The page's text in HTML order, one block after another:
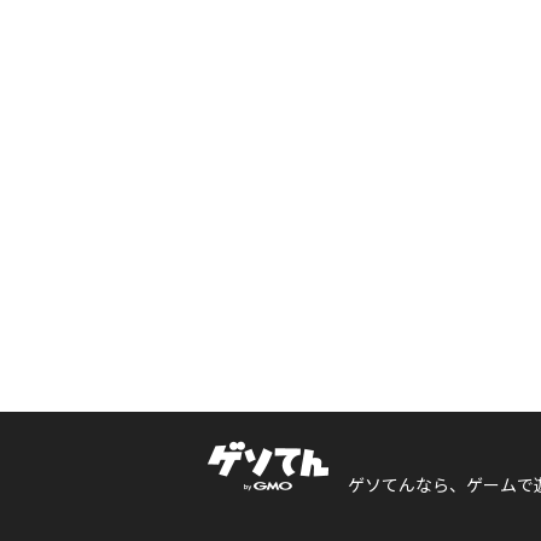
ゲソてんなら、ゲームで